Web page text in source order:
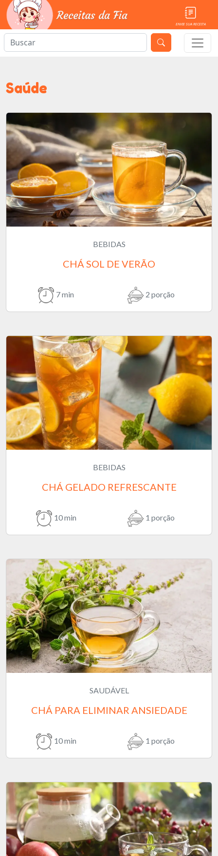
ENVIE SUA RECEITA
Saúde
BEBIDAS
CHÁ SOL DE VERÃO
7 min 2 porção
BEBIDAS
CHÁ GELADO REFRESCANTE
10 min 1 porção
SAUDÁVEL
CHÁ PARA ELIMINAR ANSIEDADE
10 min 1 porção